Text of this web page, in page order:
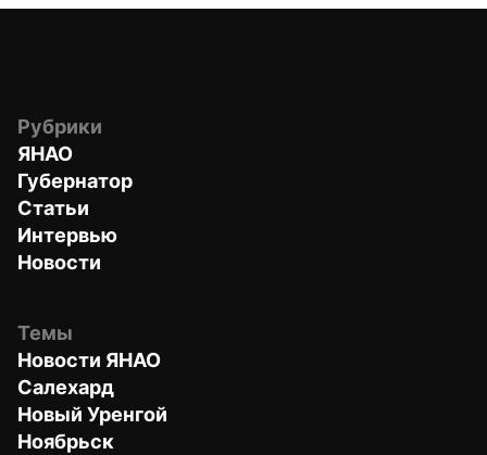
Рубрики
ЯНАО
Губернатор
Статьи
Интервью
Новости
Темы
Новости ЯНАО
Салехард
Новый Уренгой
Ноябрьск